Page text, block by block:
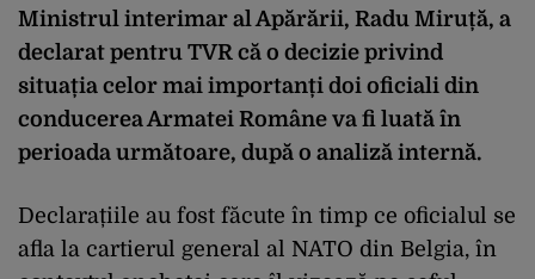
Ministrul interimar al Apărării, Radu Miruță, a
declarat pentru TVR că o decizie privind
situația celor mai importanți doi oficiali din
conducerea Armatei Române va fi luată în
perioada următoare, după o analiză internă.
Declarațiile au fost făcute în timp ce oficialul se
afla la cartierul general al NATO din Belgia, în